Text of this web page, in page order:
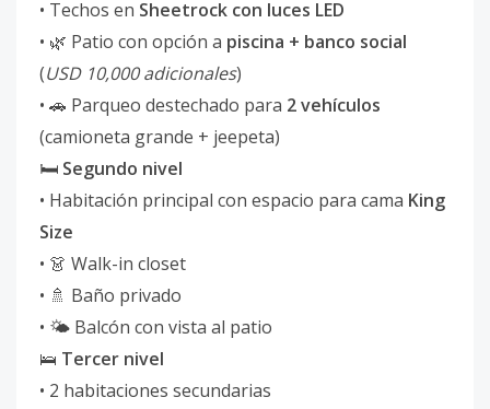
• Techos en Sheetrock con luces LED
• 🌿 Patio con opción a piscina + banco social
(USD 10,000 adicionales)
• 🚗 Parqueo destechado para 2 vehículos
(camioneta grande + jeepeta)
🛏️ Segundo nivel
• Habitación principal con espacio para cama King
Size
• 👗 Walk-in closet
• 🚿 Baño privado
• 🌤️ Balcón con vista al patio
🛌 Tercer nivel
• 2 habitaciones secundarias